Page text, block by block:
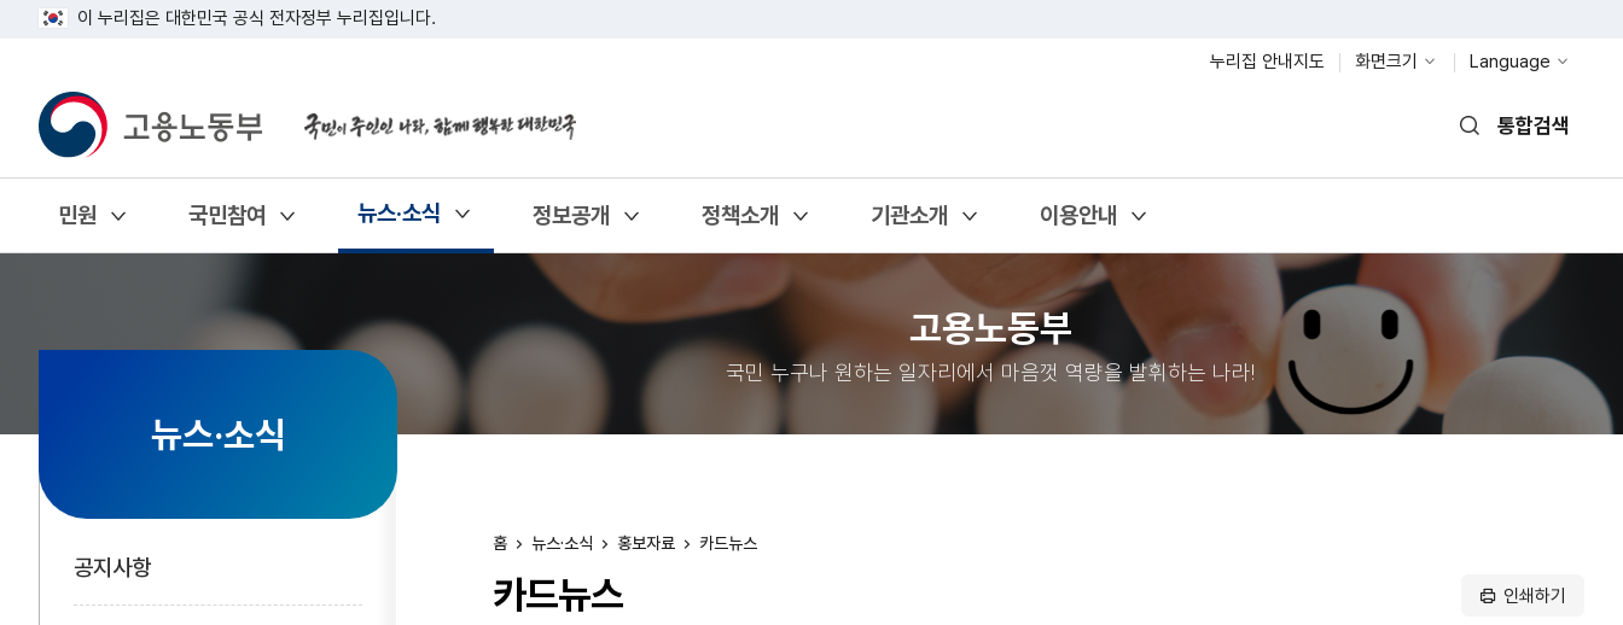
이 누리집은 대한민국 공식 전자정부 누리집입니다.
누리집 안내지도
화면크기 Language
통합검색
민원
열기
국민참여
열기
뉴스·소식
열기 정보공개
열기
정책소개
열기
기관소개
열기
이용안내
열기
고용노동부
국민 누구나 원하는 일자리에서 마음껏 역량을 발휘하는 나라!
뉴스·소식
공지사항
카드뉴스
홈 뉴스·소식 홍보자료 카드뉴스
인쇄하기